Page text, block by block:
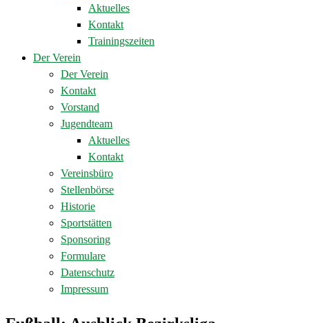
Aktuelles
Kontakt
Trainingszeiten
Der Verein
Der Verein
Kontakt
Vorstand
Jugendteam
Aktuelles
Kontakt
Vereinsbüro
Stellenbörse
Historie
Sportstätten
Sponsoring
Formulare
Datenschutz
Impressum